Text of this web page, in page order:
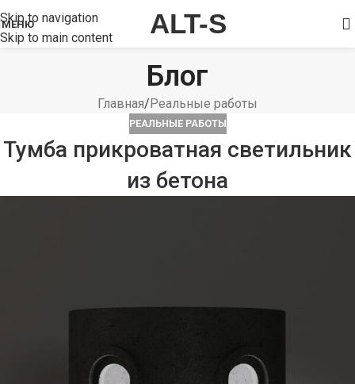
Skip to navigation
Skip to main content
МЕНЮ ALT-S
Блог
Главная Реальные работы
РЕАЛЬНЫЕ РАБОТЫ
Тумба прикроватная светильник
из бетона